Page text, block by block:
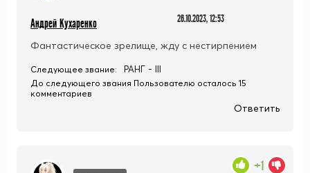
Андрей Кухаренко 26.10.2023, 12:53
Фантастическое зрелище, жду с нестирпением
Следующее звание: РАНГ - III
До следующего звания Пользователю осталось 15
комментариев
Ответить
+1